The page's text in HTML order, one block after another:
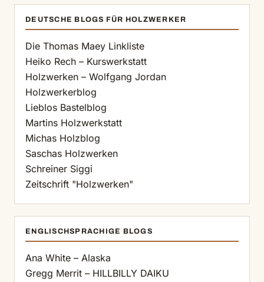
DEUTSCHE BLOGS FÜR HOLZWERKER
Die Thomas Maey Linkliste
Heiko Rech – Kurswerkstatt
Holzwerken – Wolfgang Jordan
Holzwerkerblog
Lieblos Bastelblog
Martins Holzwerkstatt
Michas Holzblog
Saschas Holzwerken
Schreiner Siggi
Zeitschrift "Holzwerken"
ENGLISCHSPRACHIGE BLOGS
Ana White – Alaska
Gregg Merrit – HILLBILLY DAIKU